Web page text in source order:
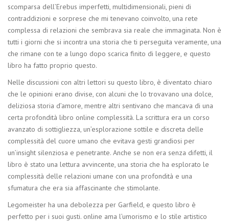
scomparsa dell’Erebus imperfetti, multidimensionali, pieni di
contraddizioni e sorprese che mi tenevano coinvolto, una rete
complessa di relazioni che sembrava sia reale che immaginata. Non è
tutti i giorni che si incontra una storia che ti perseguita veramente, una
che rimane con te a lungo dopo scarica finito di leggere, e questo
libro ha fatto proprio questo.
Nelle discussioni con altri lettori su questo libro, è diventato chiaro
che le opinioni erano divise, con alcuni che lo trovavano una dolce,
deliziosa storia d’amore, mentre altri sentivano che mancava di una
certa profondità libro online complessità. La scrittura era un corso
avanzato di sottigliezza, un’esplorazione sottile e discreta delle
complessità del cuore umano che evitava gesti grandiosi per
un’insight silenziosa e penetrante. Anche se non era senza difetti, il
libro è stato una lettura avvincente, una storia che ha esplorato le
complessità delle relazioni umane con una profondità e una
sfumatura che era sia affascinante che stimolante.
Legomeister ha una debolezza per Garfield, e questo libro è
perfetto per i suoi gusti. online ama l’umorismo e lo stile artistico